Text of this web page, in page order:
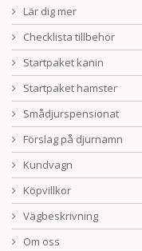
Lär dig mer
Checklista tillbehör
Startpaket kanin
Startpaket hamster
Smådjurspensionat
Förslag på djurnamn
Kundvagn
Köpvillkor
Vägbeskrivning
Om oss